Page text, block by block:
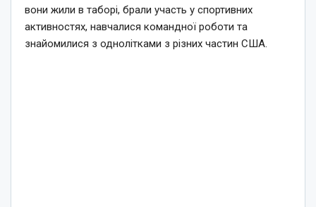
вони жили в таборі, брали участь у спортивних
активностях, навчалися командної роботи та
знайомилися з однолітками з різних частин США.